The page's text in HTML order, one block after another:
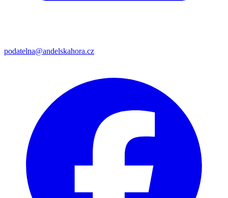
podatelna@andelskahora.cz